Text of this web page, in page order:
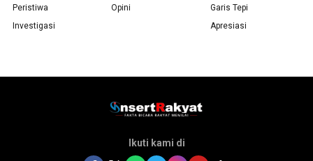
Peristiwa
Investigasi
Opini
Garis Tepi
Apresiasi
Ikuti kami di